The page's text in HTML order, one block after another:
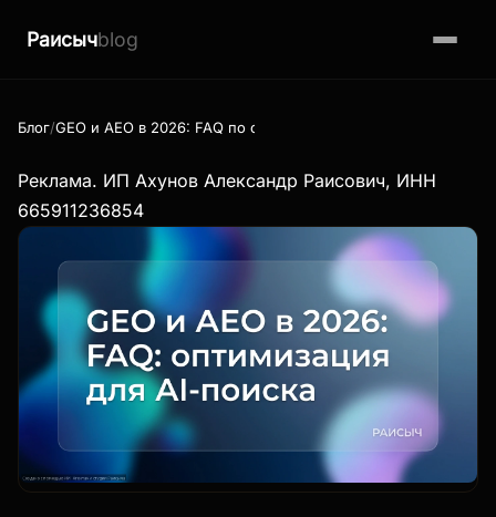
Раисычblog
Блог GEO и AEO в 2026: FAQ по оптимизации для AI-поиска —
Реклама. ИП Ахунов Александр Раисович, ИНН
665911236854